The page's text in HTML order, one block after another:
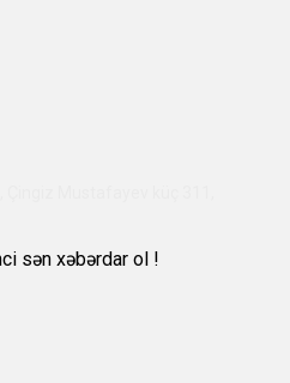
sən xəbərdar ol !